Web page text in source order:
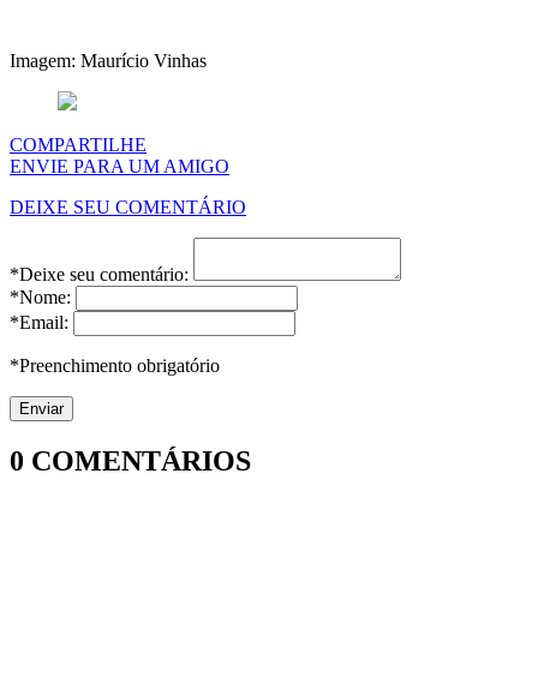
Imagem: Maurício Vinhas
COMPARTILHE
ENVIE PARA UM AMIGO
DEIXE SEU COMENTÁRIO
*Deixe seu comentário:
*Nome:
*Email:
*Preenchimento obrigatório
0 COMENTÁRIOS